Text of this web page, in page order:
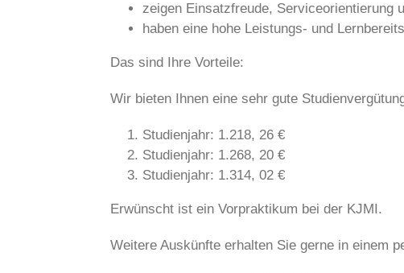
zeigen Einsatzfreude, Serviceorientierung
haben eine hohe Leistungs- und
Das sind Ihre Vorteile:
Wir bieten Ihnen eine sehr gute
Studienjahr: 1.218, 26 €
Studienjahr: 1.268, 20 €
Studienjahr: 1.314, 02 €
Erwünscht ist ein Vorpraktikum bei der KJMI.
Weitere Auskünfte erhalten Sie gerne in einem